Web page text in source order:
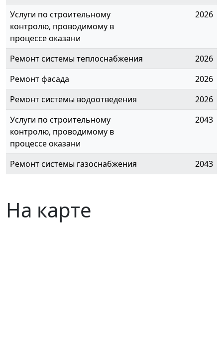
Услуги по строительному
контролю, проводимому в
процессе оказани
2026
Ремонт системы теплоснабжения
2026
Ремонт фасада
2026
Ремонт системы водоотведения
2026
Услуги по строительному
контролю, проводимому в
процессе оказани
2043
Ремонт системы газоснабжения 2043
На карте